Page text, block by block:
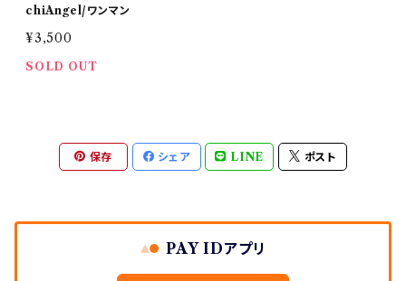
chiAngel/ワンマン
¥3,500
SOLD OUT
保存 シェア LINE ポスト
PAY IDアプリ